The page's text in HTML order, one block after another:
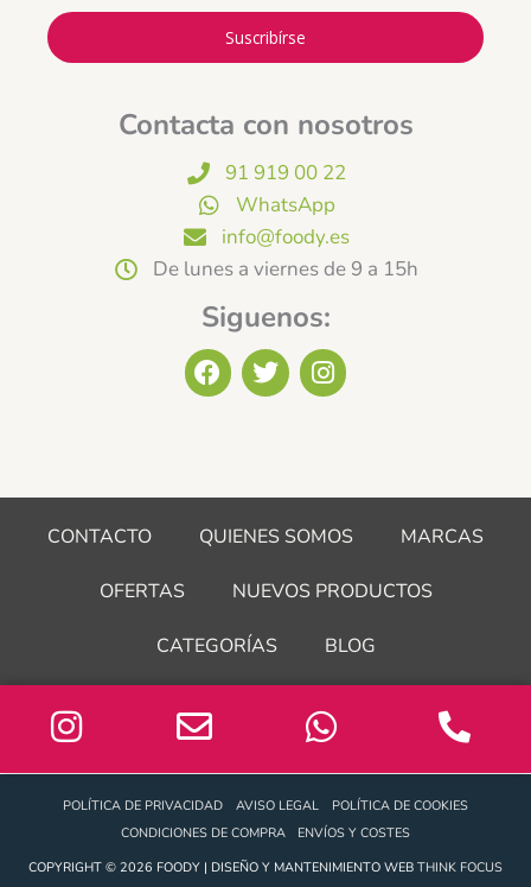
Suscribírse
Contacta con nosotros
91 919 00 22
WhatsApp
info@foody.es
De lunes a viernes de 9 a 15h
Siguenos:
F
a
o
k
T
w
e
I
n
g
a
CONTACTO QUIENES SOMOS MARCAS
OFERTAS NUEVOS PRODUCTOS
CATEGORÍAS BLOG
POLÍTICA DE PRIVACIDAD AVISO LEGAL
POLÍTICA DE COOKIES
CONDICIONES DE COMPRA
ENVÍOS Y COSTES
COPYRIGHT © 2026 FOODY | DISEÑO Y MANTENIMIENTO WEB THINK FOCUS